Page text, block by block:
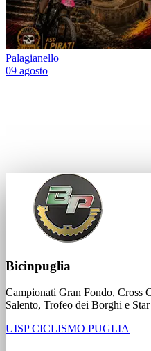
Palagianello
09 agosto
Bicinpuglia
Campionati Gran Fondo, Cross
Salento, Trofeo dei Borghi e Star
UISP CICLISMO PUGLIA